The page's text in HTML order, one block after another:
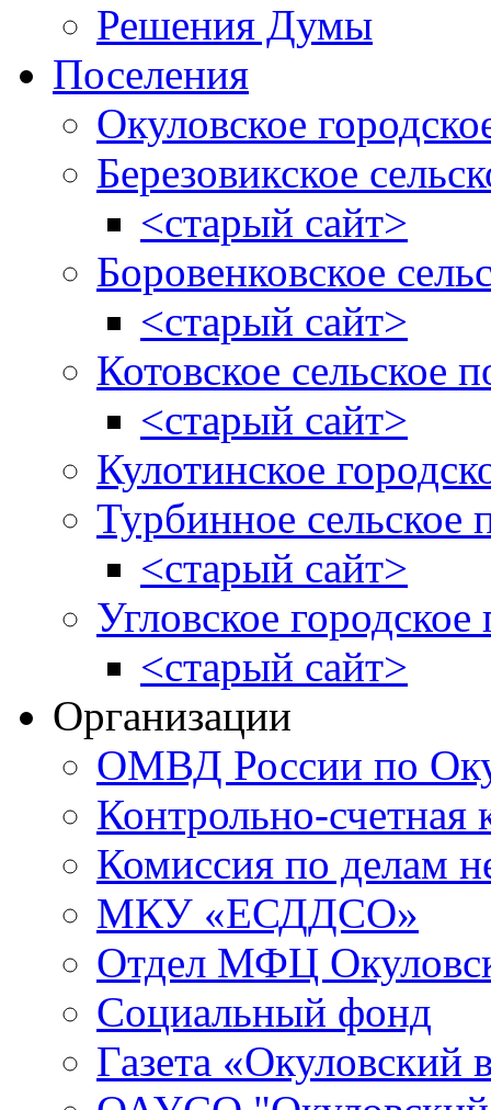
Решения Думы
Поселения
Окуловское
Березовикское
<старый сайт>
Боровенковское
<старый сайт>
Котовское сельское
<старый сайт>
Кулотинское
Турбинное сельское
<старый сайт>
Угловское городское
<старый сайт>
Организации
ОМВД России по
Контрольно-счетная
Комиссия по делам
МКУ «ЕСДДСО»
Отдел МФЦ
Социальный фонд
Газета «Окуловский